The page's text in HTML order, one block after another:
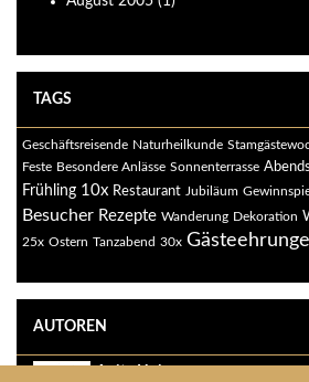
TAGS
Geschäftsreisende Naturheilkunde
Feste Besondere Anlässe Sonnenterrasse
Frühling 10x Restaurant Jubiläum
Besucher Rezepte Wanderung Dekoration
25x Ostern Tanzabend 30x
AUTOREN